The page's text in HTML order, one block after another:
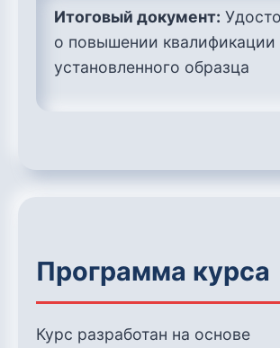
Итоговый документ:
о повышении квалификации
установленного образца
Программа курса
Курс разработан на основе